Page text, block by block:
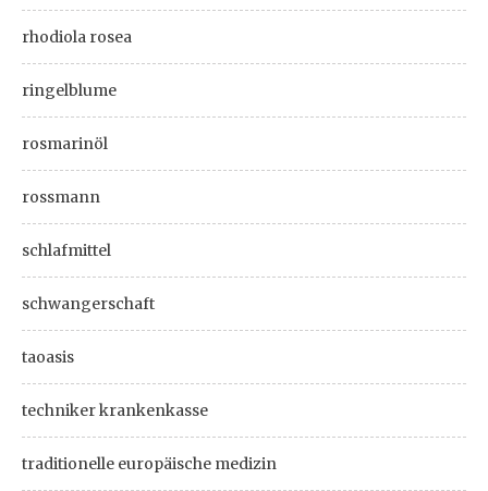
rhodiola rosea
ringelblume
rosmarinöl
rossmann
schlafmittel
schwangerschaft
taoasis
techniker krankenkasse
traditionelle europäische medizin